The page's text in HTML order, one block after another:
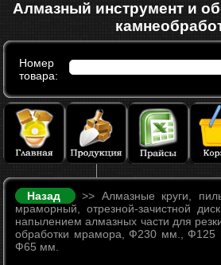
Алмазный инструмент и
Номер
товара:
Назад
>> Алмазные круги,
мраморный, отрезной-зачистной
напылением алмазных части для
обработки мрамора, Ф230 мм., Ф125
Ф65 мм.